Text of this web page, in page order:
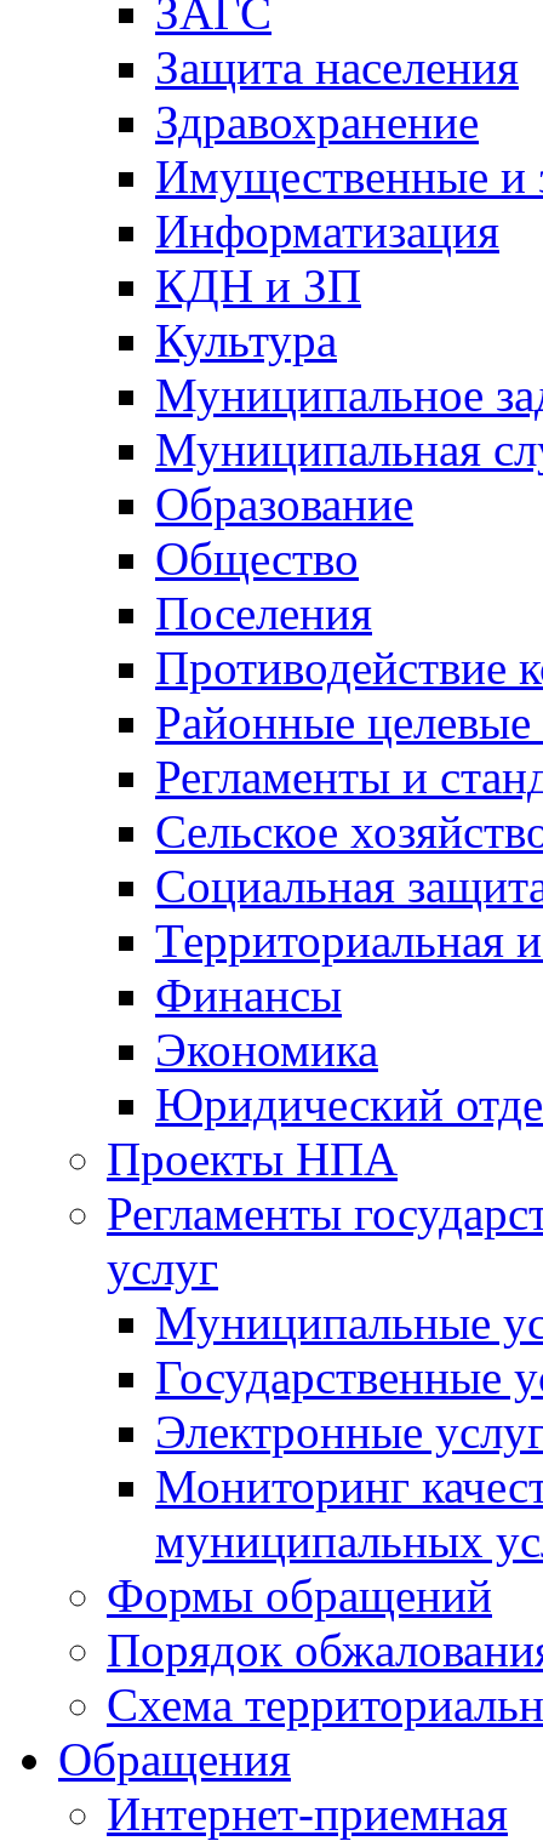
ЗАГС
Защита населения
Здравохранение
Имущественные и
Информатизация
КДН и ЗП
Культура
Муниципальное
Муниципальная
Образование
Общество
Поселения
Противодействие
Районные
Регламенты и
Сельское
Социальная
Территориальная
Финансы
Экономика
Юридический
Проекты НПА
Регламенты
услуг
Муниципальные
Государственные
Электронные
Мониторинг
муниципальных
Формы обращений
Порядок
Схема
Обращения
Интернет-приемная